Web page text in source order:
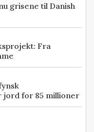
grisene til Danish
Fra
for 85 millioner